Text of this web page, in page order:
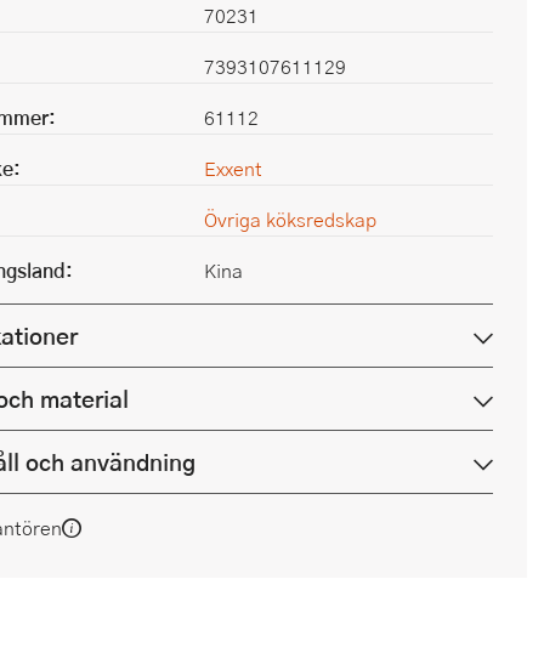
70231
7393107611129
61112
Exxent
Övriga köksredskap
Kina
material
och användning